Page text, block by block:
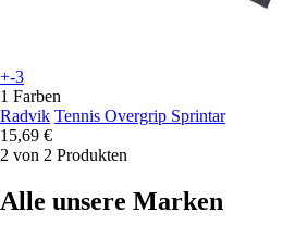
+-3
1 Farben
Radvik Tennis Overgrip Sprintar
15,69 €
2 von 2 Produkten
Alle unsere Marken